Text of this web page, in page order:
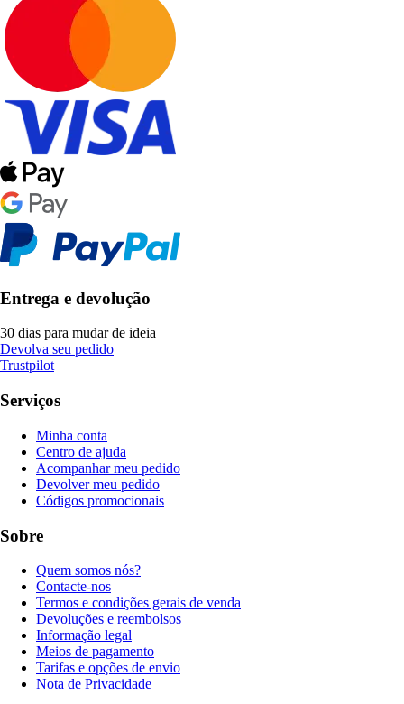
Entrega e devolução
30 dias para mudar de ideia
Devolva seu pedido
Trustpilot
Serviços
Minha conta
Centro de ajuda
Acompanhar meu pedido
Devolver meu pedido
Códigos promocionais
Sobre
Quem somos nós?
Contacte-nos
Termos e condições gerais de venda
Devoluções e reembolsos
Informação legal
Meios de pagamento
Tarifas e opções de envio
Nota de Privacidade